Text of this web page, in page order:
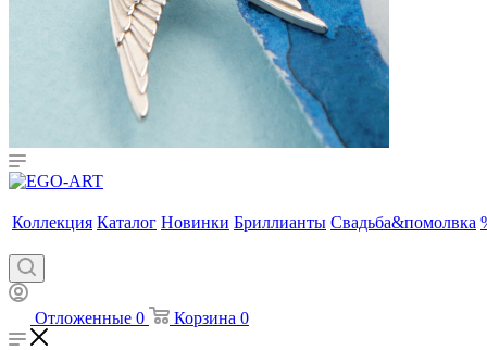
Коллекция Каталог Новинки Бриллианты Свадьба&помолвка
Отложенные 0 Корзина 0